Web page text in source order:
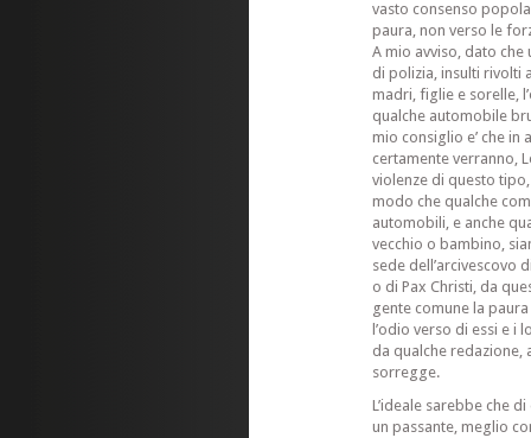
vasto consenso
paura, non verso le
A mio avviso, dato
di polizia, insulti rivolti
madri, figlie e sorelle,
qualche automobile
mio consiglio e’ che
certamente verranno,
violenze di questo
modo che qualche
automobili, e anche
vecchio o bambino,
sede dell’arcivescovo
o di Pax Christi, da
gente comune la
l’odio verso di essi e i
da qualche redazione,
sorregge.
L’ideale sarebbe che
un passante, meglio